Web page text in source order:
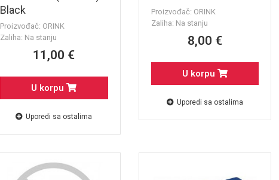
Black
Proizvođač: ORINK
Zaliha: Na stanju
11,00 €
U korpu
Uporedi sa ostalima
Proizvođač: ORINK
Zaliha: Na stanju
8,00 €
U korpu
Uporedi sa ostalima